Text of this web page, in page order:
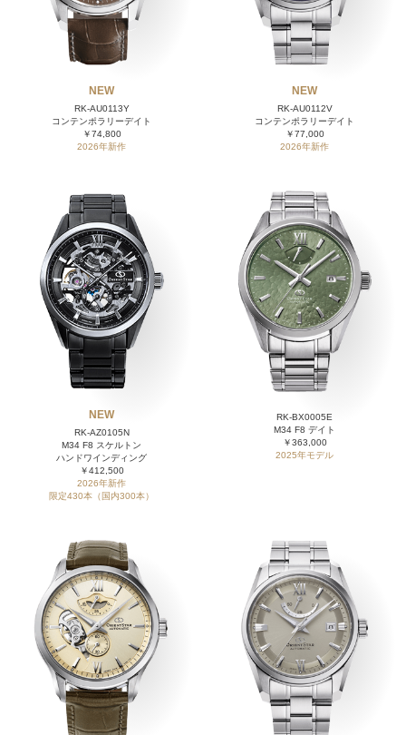
NEW
RK-AU0113Y
コンテンポラリーデイト
￥74,800
2026年新作
NEW
RK-AU0112V
コンテンポラリーデイト
￥77,000
2026年新作
NEW
RK-AZ0105N
M34 F8 スケルトン
ハンドワインディング
￥412,500
2026年新作
限定430本（国内300本）
RK-BX0005E
M34 F8 デイト
￥363,000
2025年モデル